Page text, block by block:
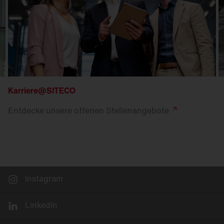
Karriere@SITECO
Entdecke unsere offenen Stellenangebote
Instagram
LinkedIn